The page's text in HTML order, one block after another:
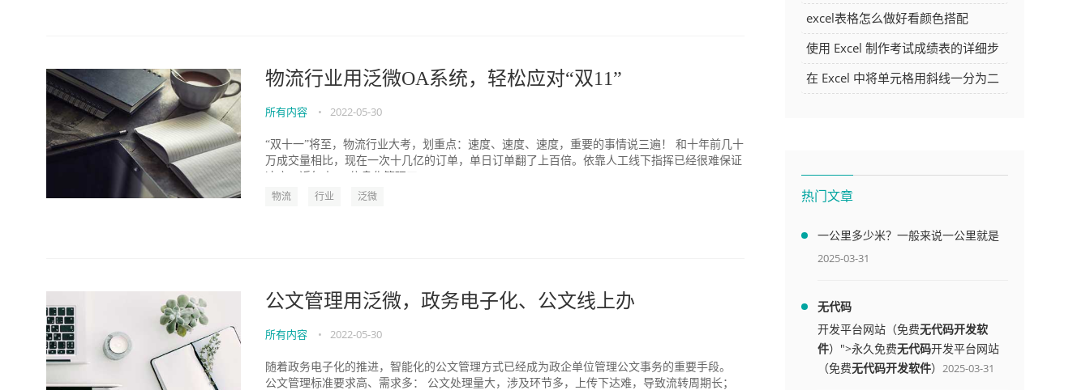
物流行业用泛微OA系统，轻松应对“双11”
所有内容 • 2022-05-30
“双十一”将至，物流行业大考，划重点：速度、速度、速度，重要的事情说三遍！ 和十年前几十
万成交量相比，现在一次十几亿的订单，单日订单翻了上百倍。依靠人工线下指挥已经很难保证
物流 行业 泛微
公文管理用泛微，政务电子化、公文线上办
所有内容 • 2022-05-30
随着政务电子化的推进，智能化的公文管理方式已经成为政企单位管理公文事务的重要手段。
公文管理标准要求高、需求多： 公文处理量大，涉及环节多，上传下达难，导致流转周期长；
面指南
excel表格怎么做好看颜色搭配
使用 Excel 制作考试成绩表的详细步
骤及技巧
在 Excel 中将单元格用斜线一分为二
热门文章
一公里多少米？一般来说一公里就是
1000米
2025-03-31
无代码
开发平台网站（免费无代码开发软
件）">永久免费无代码开发平台网站
（免费无代码开发软件） 2025-03-31